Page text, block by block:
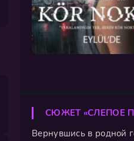
СЮЖЕТ «СЛЕПОЕ
Вернувшись в родной